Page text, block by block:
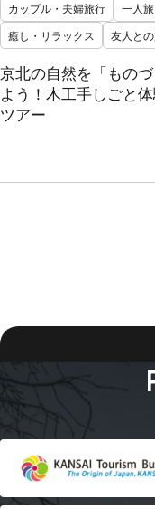
カップル・夫婦旅行
一人旅
癒し・リラックス
友人と
京北の自然を「もの
よう！木工手しごと
ツアー